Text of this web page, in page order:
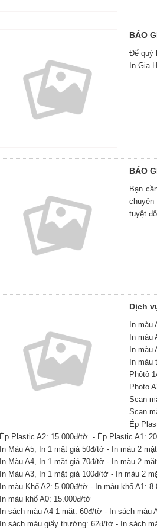
BÁO
Để quý
In Gia
BÁO
Bạn
tuyệt
Dịch
In màu
In màu
In màu
In màu
Phôtô
Photo
Scan
Scan
Ép
Ép Plastic A2: 15.000đ/tờ. - Ép Plastic A1:
In Màu A5, In 1 mặt giá 50đ/tờ - In màu 2
In Màu A4, In 1 mặt giá 70đ/tờ - In màu 2
In Màu A3, In 1 mặt giá 100đ/tờ - In màu 2
In màu Khổ A2: 5.000đ/tờ - In màu khổ A1:
In màu khổ A0: 15.000đ/tờ
In sách màu A4 1 mặt: 60đ/tờ - In sách màu
In sách màu giấy thường: 62đ/tờ - In sách